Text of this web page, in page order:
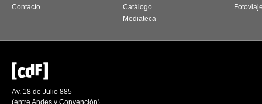
Contacto
Catálogo
Mediateca
Av. 18 de Julio 885
(entre Andes y Convención)